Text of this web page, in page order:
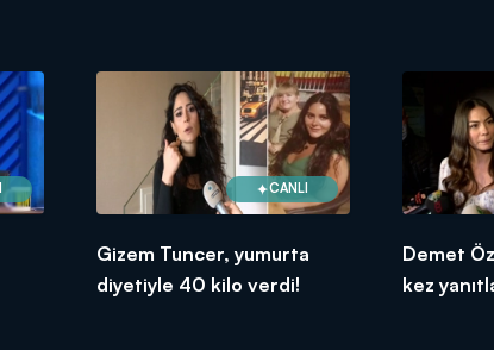
CANLI
Gizem Tuncer, yumurta
diyetiyle 40 kilo verdi!
Demet
kez